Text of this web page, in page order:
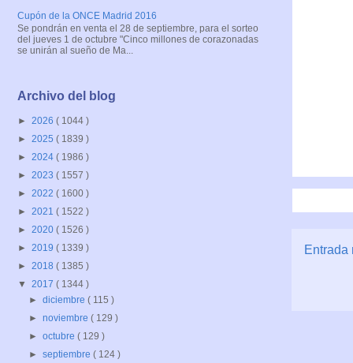
Entrada
Cupón de la ONCE Madrid 2016
Se pondrán en venta el 28 de septiembre, para el sorteo
del jueves 1 de octubre "Cinco millones de corazonadas
se unirán al sueño de Ma...
Archivo del blog
► 2026 ( 1044 )
► 2025 ( 1839 )
► 2024 ( 1986 )
► 2023 ( 1557 )
► 2022 ( 1600 )
► 2021 ( 1522 )
► 2020 ( 1526 )
► 2019 ( 1339 )
► 2018 ( 1385 )
▼ 2017 ( 1344 )
►diciembre( 115 )
►noviembre( 129 )
►octubre( 129 )
►septiembre( 124 )